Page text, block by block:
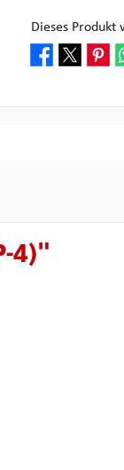
Dieses Produkt
4)"